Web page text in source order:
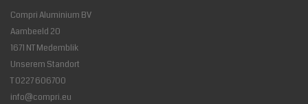
Compri Aluminium BV
Aambeeld 20
1671 NT Medemblik
Unserem Standort
T0227 606700
info@compri.eu